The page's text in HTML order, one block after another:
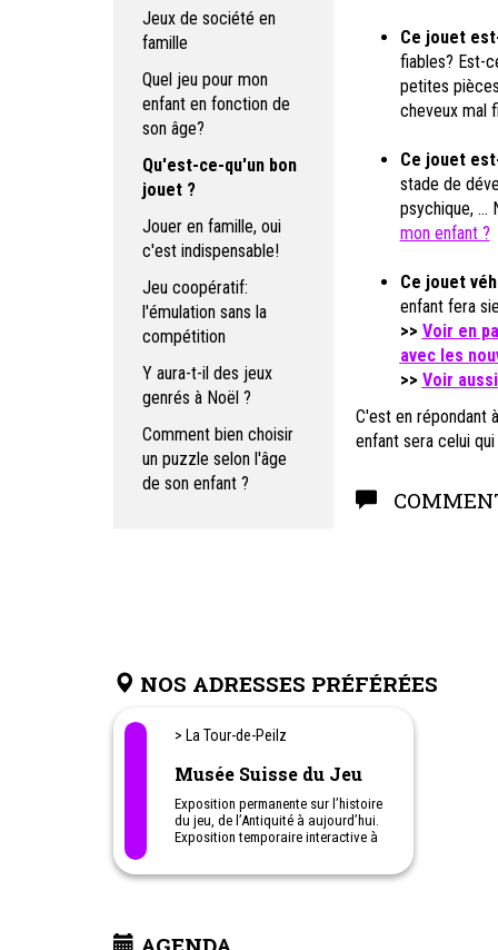
Jeux de société en
famille
Quel jeu pour mon
enfant en fonction de
son âge?
Qu'est-ce-qu'un bon
jouet ?
Jouer en famille, oui
c'est indispensable!
Jeu coopératif:
l'émulation sans la
compétition
Y aura-t-il des jeux
genrés à Noël ?
Comment bien choisir
un puzzle selon l'âge
de son enfant ?
Ce jouet
fiables? Est-
petites
cheveux mal
Ce jouet
stade de
psychique, ...
mon enfant ?
Ce jouet
enfant fera
>> Voir en
avec les
>> Voir
C'est en répondant
enfant sera celui
NOS ADRESSES PRÉFÉRÉES
> La Tour-de-Peilz
Musée Suisse du Jeu
Exposition permanente sur l’histoire
du jeu, de l’Antiquité à aujourd’hui.
Exposition temporaire interactive à
Salle de jeux en libre accès avec
Animations et ateliers pour enfants